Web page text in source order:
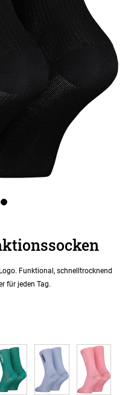
Funktional, schnelltrocknend
für jeden Tag.